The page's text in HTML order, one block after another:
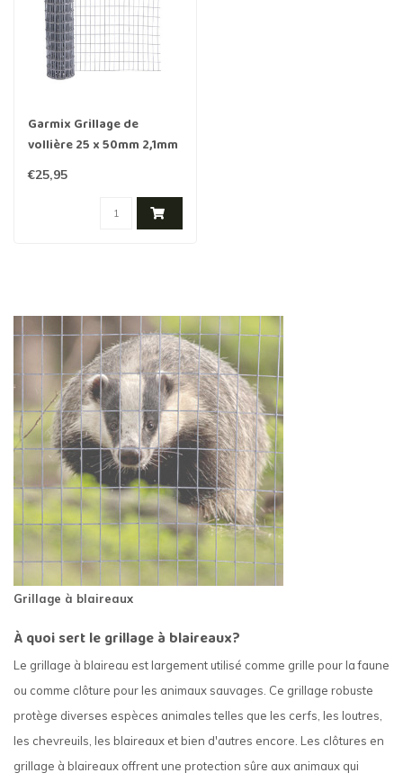
Garmix Grillage de
vollière 25 x 50mm 2,1mm
50cm x 5m Galvanisé
€25,95
Grillage à blaireaux
À quoi sert le grillage à blaireaux?
Le grillage à blaireau est largement utilisé comme grille pour la faune
ou comme clôture pour les animaux sauvages. Ce grillage robuste
protège diverses espèces animales telles que les cerfs, les loutres,
les chevreuils, les blaireaux et bien d'autres encore. Les clôtures en
grillage à blaireaux offrent une protection sûre aux animaux qui